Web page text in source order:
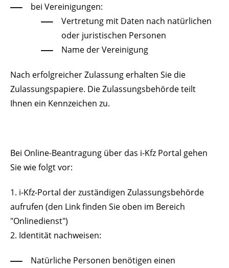
bei Vereinigungen:
Vertretung mit Daten nach natürlichen
oder juristischen Personen
Name der Vereinigung
Nach erfolgreicher Zulassung erhalten Sie die
Zulassungspapiere. Die Zulassungsbehörde teilt
Ihnen ein Kennzeichen zu.
Bei Online-Beantragung über das i-Kfz Portal gehen
Sie wie folgt vor:
1. i-Kfz-Portal der zuständigen Zulassungsbehörde
aufrufen (den Link finden Sie oben im Bereich
"Onlinedienst")
2. Identität nachweisen:
Natürliche Personen benötigen einen